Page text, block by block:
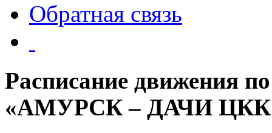
Обратная связь
Расписание движения
«АМУРСК – ДАЧИ